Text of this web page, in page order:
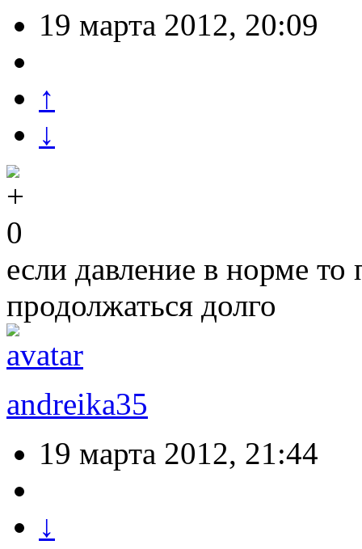
19 марта 2012, 20:09
↑
↓
0
если давление в норме то
продолжаться долго
andreika35
19 марта 2012, 21:44
↓